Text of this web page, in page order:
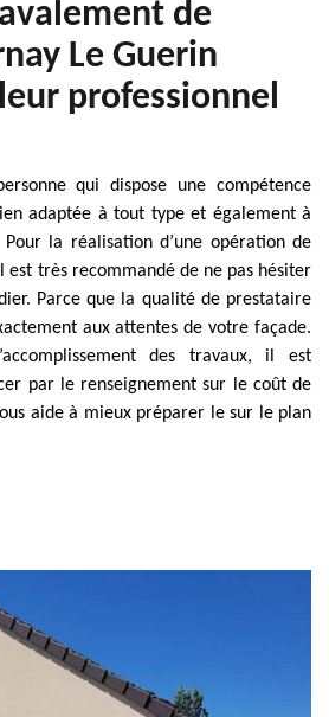
de
Le Guerin
professionnel
qui dispose une compétence
adaptée à tout type et également à
la réalisation d’une opération de
est très recommandé de ne pas hésiter
Parce que la qualité de prestataire
aux attentes de votre façade.
des travaux, il est
par le renseignement sur le coût de
aide à mieux préparer le sur le plan